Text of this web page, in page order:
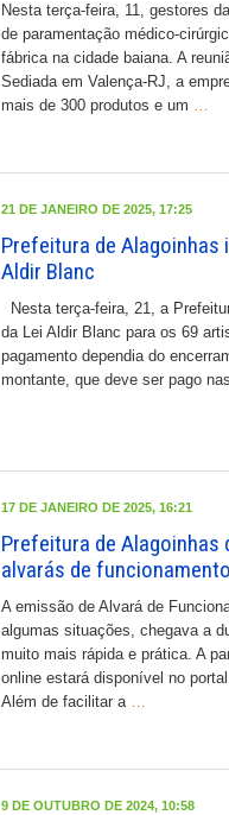
Nesta terça-feira, 11, gestores
de paramentação médico-
fábrica na cidade baiana. A
Sediada em Valença-RJ, a
mais de 300 produtos e um …
21 DE JANEIRO DE 2025, 17:25
Prefeitura de Alagoinhas
Aldir Blanc
Nesta terça-feira, 21, a
da Lei Aldir Blanc para os 69
pagamento dependia do
montante, que deve ser pago
17 DE JANEIRO DE 2025, 16:21
Prefeitura de
alvarás de funcionamento
A emissão de Alvará de
algumas situações, chegava a
muito mais rápida e prática. A
online estará disponível no
Além de facilitar a …
9 DE OUTUBRO DE 2024, 10:58